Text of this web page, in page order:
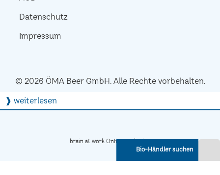
Datenschutz
Impressum
© 2026 ÖMA Beer GmbH. Alle Rechte vorbehalten.
Bio-Händler suchen
❱ weiterlesen
brain at work Onlinemarketing